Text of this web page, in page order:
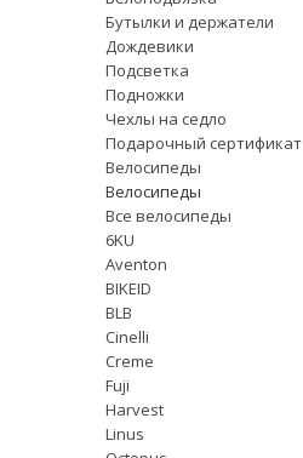
Бутылки и держатели
Дождевики
Подсветка
Подножки
Чехлы на седло
Подарочный сертификат
Велосипеды
Велосипеды
Все велосипеды
6KU
Aventon
BIKEID
BLB
Cinelli
Creme
Fuji
Harvest
Linus